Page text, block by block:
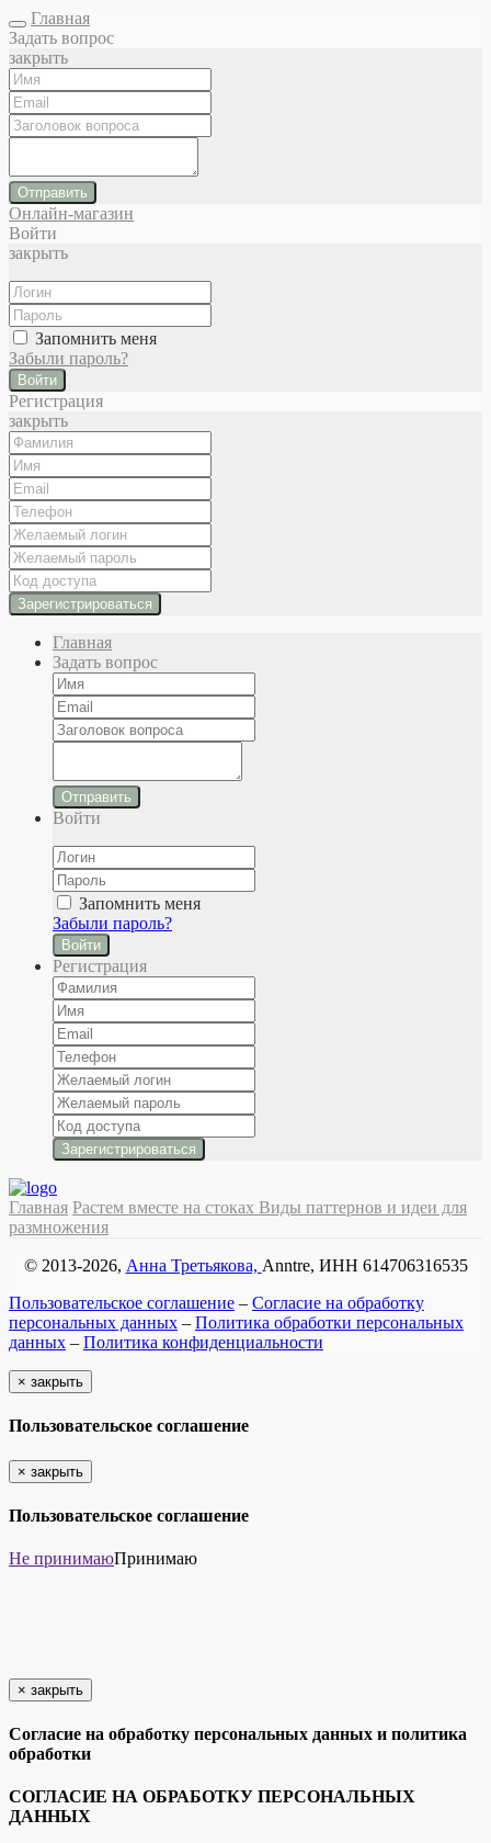
Главная
Задать вопрос
закрыть
Отправить
Онлайн-магазин
Войти
закрыть
Запомнить меня
Забыли пароль?
Войти
Регистрация
закрыть
Главная
Задать вопрос
Отправить
Войти
Запомнить меня
Забыли пароль?
Войти
Регистрация
Главная Растем вместе на стоках Виды паттернов и идеи для
размножения
© 2013-2026, Анна Третьякова, Anntre, ИНН 614706316535
Пользовательское соглашение – Согласие на обработку
персональных данных – Политика обработки персональных
данных – Политика конфиденциальности
× закрыть
Пользовательское соглашение
× закрыть
Пользовательское соглашение
Не принимаюПринимаю
× закрыть
Согласие на обработку персональных данных и политика
обработки
СОГЛАСИЕ НА ОБРАБОТКУ ПЕРСОНАЛЬНЫХ
ДАННЫХ